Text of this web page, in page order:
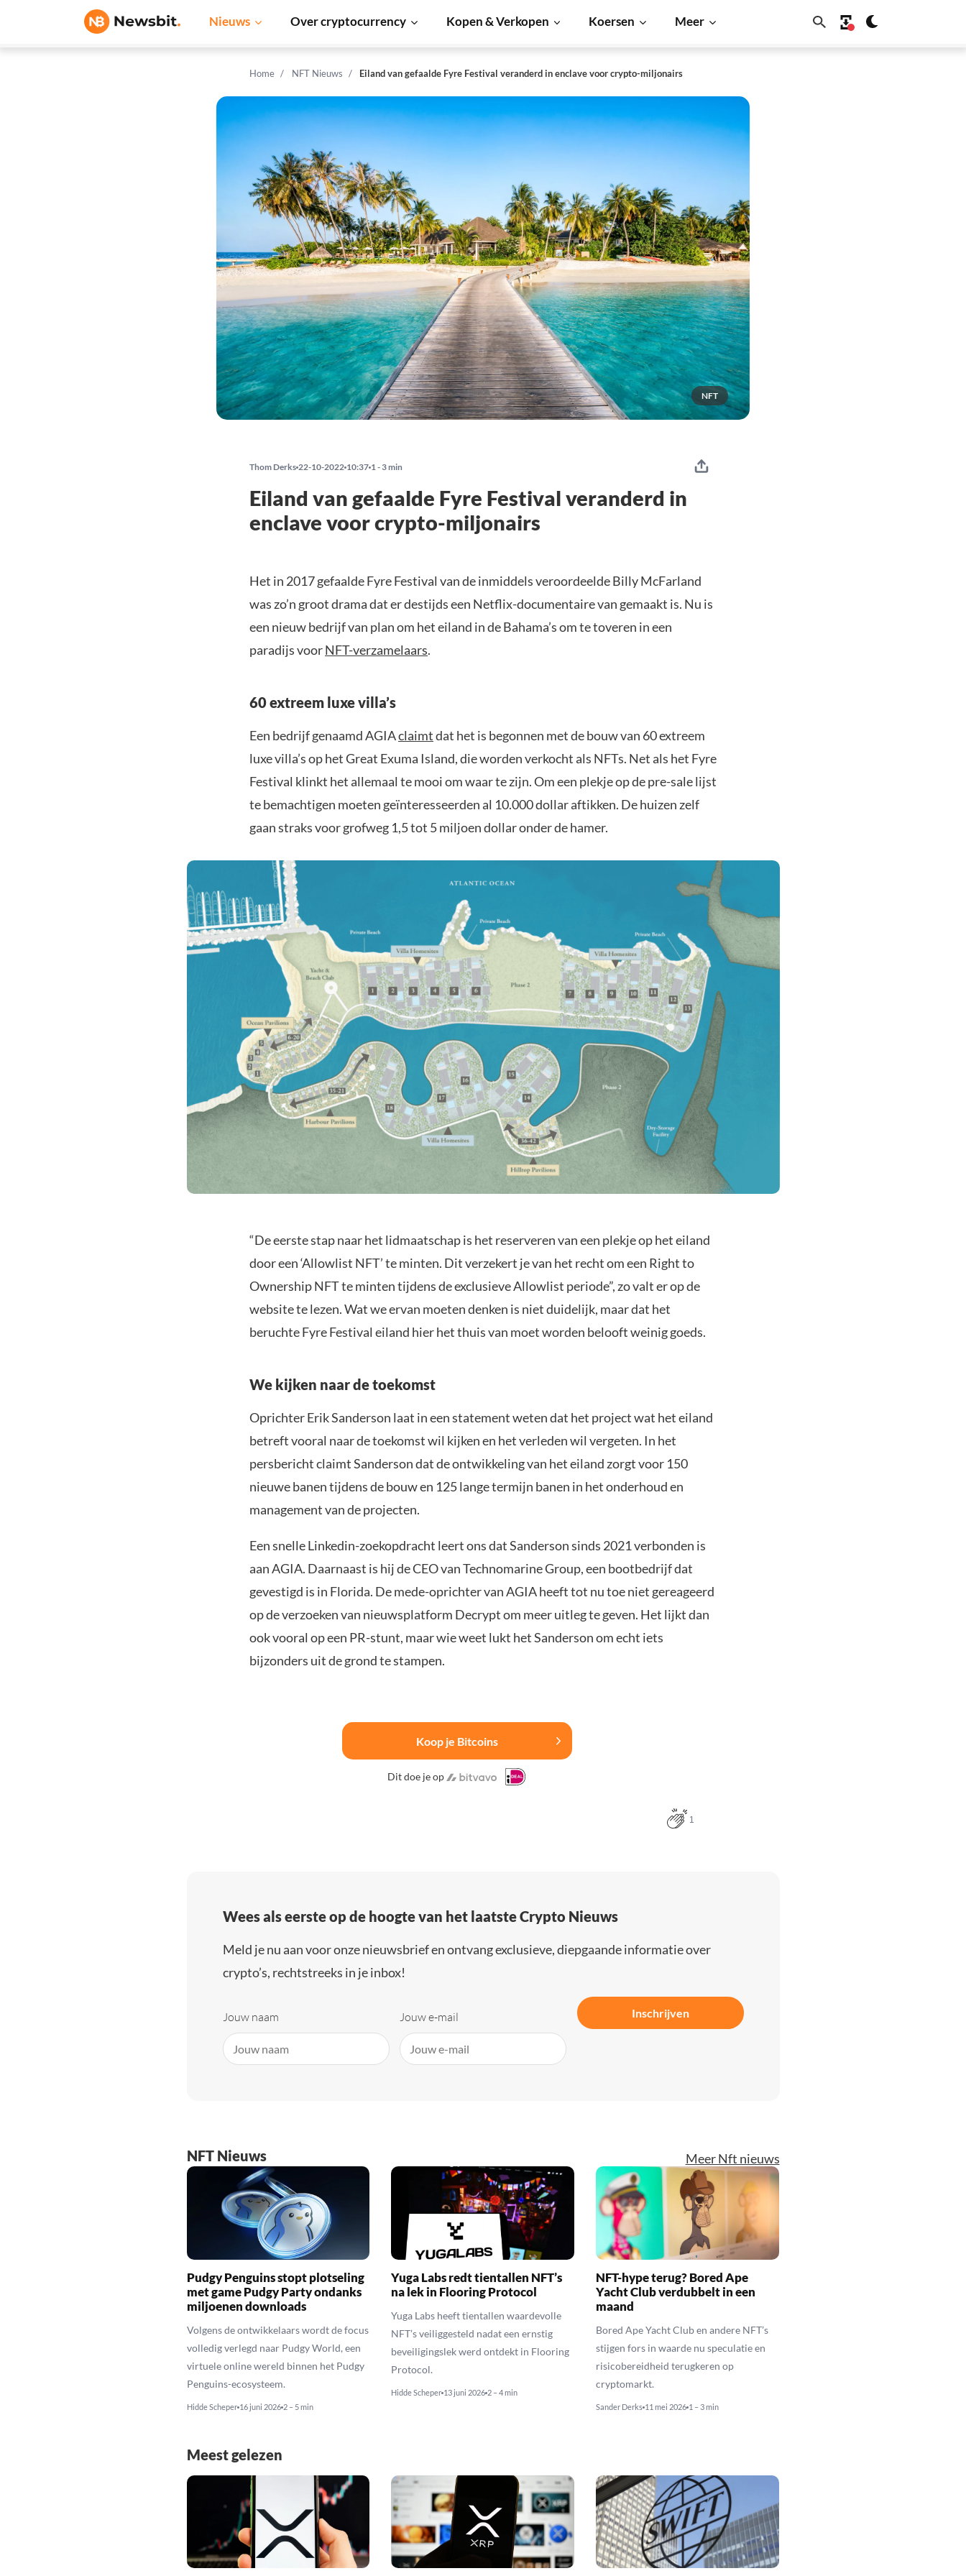
Nieuws Over cryptocurrency Kopen & Verkopen Koersen Meer
Home NFT Nieuws Eiland van gefaalde Fyre Festival veranderd in enclave voor crypto-miljonairs
NFT
Thom Derks 22-10-2022 10:37 1 - 3 min
Eiland van gefaalde Fyre Festival veranderd in
enclave voor crypto-miljonairs
Het in 2017 gefaalde Fyre Festival van de inmiddels veroordeelde Billy McFarland
was zo’n groot drama dat er destijds een Netflix-documentaire van gemaakt is. Nu is
een nieuw bedrijf van plan om het eiland in de Bahama’s om te toveren in een
paradijs voorNFT-verzamelaars.
60 extreem luxe villa’s
Een bedrijf genaamd AGIAclaimtdat het is begonnen met de bouw van 60 extreem
luxe villa’s op het Great Exuma Island, die worden verkocht als NFTs. Net als het Fyre
Festival klinkt het allemaal te mooi om waar te zijn. Om een plekje op de pre-sale lijst
te bemachtigen moeten geïnteresseerden al 10.000 dollar aftikken. De huizen zelf
gaan straks voor grofweg 1,5 tot 5 miljoen dollar onder de hamer.
“De eerste stap naar het lidmaatschap is het reserveren van een plekje op het eiland
door een ‘Allowlist NFT’ te minten. Dit verzekert je van het recht om een Right to
Ownership NFT te minten tijdens de exclusieve Allowlist periode”, zo valt er op de
website te lezen. Wat we ervan moeten denken is niet duidelijk, maar dat het
beruchte Fyre Festival eiland hier het thuis van moet worden belooft weinig goeds.
We kijken naar de toekomst
Oprichter Erik Sanderson laat in een statement weten dat het project wat het eiland
betreft vooral naar de toekomst wil kijken en het verleden wil vergeten. In het
persbericht claimt Sanderson dat de ontwikkeling van het eiland zorgt voor 150
nieuwe banen tijdens de bouw en 125 lange termijn banen in het onderhoud en
management van de projecten.
Een snelle Linkedin-zoekopdracht leert ons dat Sanderson sinds 2021 verbonden is
aan AGIA. Daarnaast is hij de CEO van Technomarine Group, een bootbedrijf dat
gevestigd is in Florida. De mede-oprichter van AGIA heeft tot nu toe niet gereageerd
op de verzoeken van nieuwsplatform Decrypt om meer uitleg te geven. Het lijkt dan
ook vooral op een PR-stunt, maar wie weet lukt het Sanderson om echt iets
bijzonders uit de grond te stampen.
Koop je Bitcoins
Dit doe je op
1
Wees als eerste op de hoogte van het laatste Crypto Nieuws
Meld je nu aan voor onze nieuwsbrief en ontvang exclusieve, diepgaande informatie over
crypto’s, rechtstreeks in je inbox!
Jouw naam Jouw e-mail Inschrijven
NFT Nieuws Meer Nft nieuws
Pudgy Penguins stopt plotseling
met game Pudgy Party ondanks
miljoenen downloads
Volgens de ontwikkelaars wordt de focus
volledig verlegd naar Pudgy World, een
virtuele online wereld binnen het Pudgy
Penguins-ecosysteem.
Hidde Scheper 16 juni 2026 2 – 5 min
Yuga Labs redt tientallen NFT’s
na lek in Flooring Protocol
Yuga Labs heeft tientallen waardevolle
NFT’s veiliggesteld nadat een ernstig
beveiligingslek werd ontdekt in Flooring
Protocol.
Hidde Scheper 13 juni 2026 2 – 4 min
NFT-hype terug? Bored Ape
Yacht Club verdubbelt in een
maand
Bored Ape Yacht Club en andere NFT’s
stijgen fors in waarde nu speculatie en
risicobereidheid terugkeren op
cryptomarkt.
Sander Derks 11 mei 2026 1 – 3 min
Meest gelezen